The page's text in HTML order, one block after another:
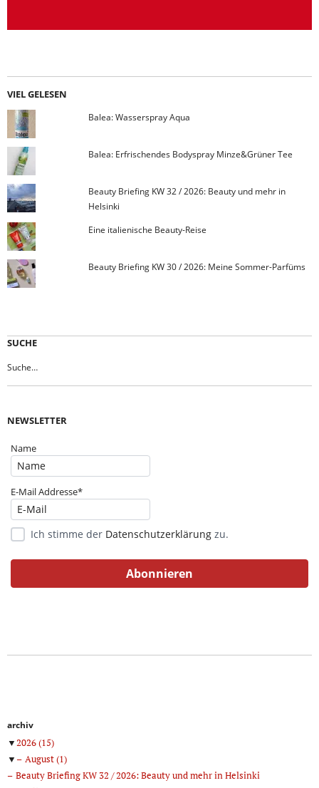
VIEL GELESEN
Balea: Wasserspray Aqua
Balea: Erfrischendes Bodyspray Minze&Grüner Tee
Beauty Briefing KW 32 / 2026: Beauty und mehr in
Helsinki
Eine italienische Beauty-Reise
Beauty Briefing KW 30 / 2026: Meine Sommer-Parfüms
SUCHE
NEWSLETTER
Name
E-Mail Addresse*
Ich stimme der Datenschutzerklärung zu.
archiv
▼2026(15)
▼
August(1)
Beauty Briefing KW 32 / 2026: Beauty und mehr in Helsinki